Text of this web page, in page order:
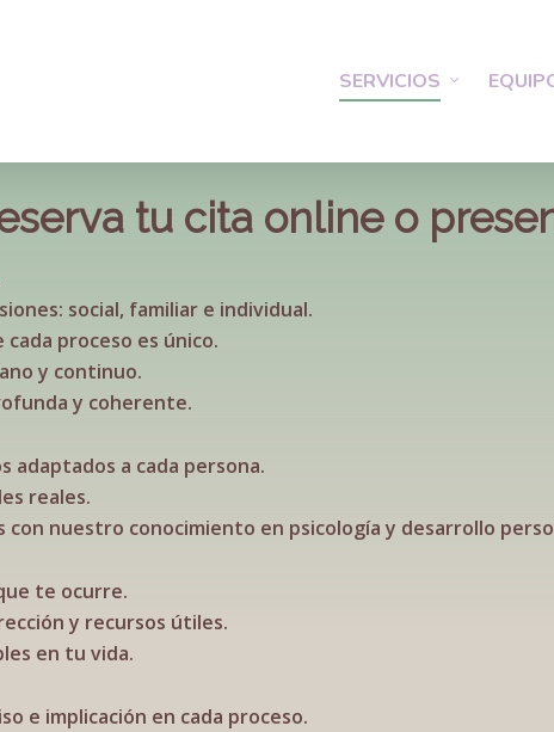
SERVICIOS
tu cita online o
social, familiar e individual.
proceso es único.
y continuo.
y coherente.
adaptados a cada persona.
reales.
con nuestro conocimiento en psicología y desarrollo
te ocurre.
y recursos útiles.
en tu vida.
e implicación en cada proceso.